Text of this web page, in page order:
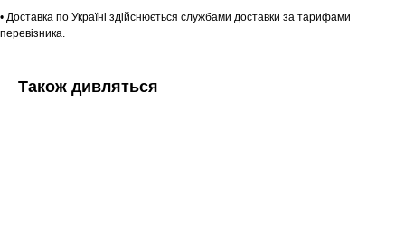
• Доставка по Україні здійснюється службами доставки за тарифами
перевізника.
Також дивляться